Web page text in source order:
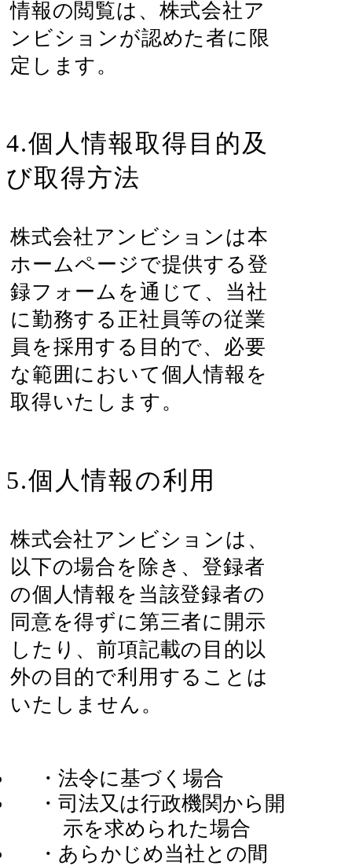
情報の閲覧は、株式会社ア
ンビションが認めた者に限
定します。
4.個人情報取得目的及
び取得方法
株式会社アンビションは本
ホームページで提供する登
録フォームを通じて、当社
に勤務する正社員等の従業
員を採用する目的で、必要
な範囲において個人情報を
取得いたします。
5.個人情報の利用
株式会社アンビションは、
以下の場合を除き、登録者
の個人情報を当該登録者の
同意を得ずに第三者に開示
したり、前項記載の目的以
外の目的で利用することは
いたしません。
・法令に基づく場合
・司法又は行政機関から開
示を求められた場合
・あらかじめ当社との間